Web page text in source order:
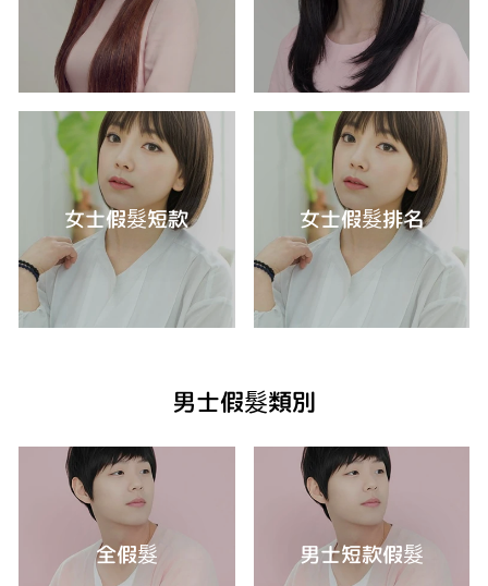
女士假髮短款 女士假髮排名
男士假髮類別
全假髮 男士短款假髮